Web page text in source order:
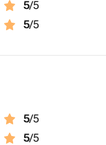
5/5
5/5
5/5
5/5